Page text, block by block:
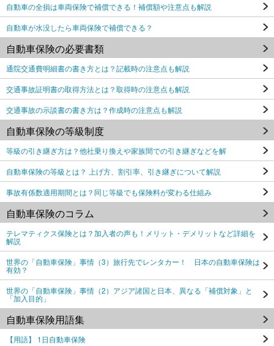
自動車の全損は車両保険で補償できる！補償額や注意点も解説
自動車が水没したら車両保険で補償できる？
自動車保険の必要書類
通院交通費明細書の書き方とは？記載時の注意点も解説
交通事故証明書の取得方法とは？取得時の注意点も解説
交通事故の示談書の書き方は？作成時の注意点も解説
自動車保険の等級制度
等級の引き継ぎ方は？他社乗り換えや家族間での引き継ぎなどを解
自動車保険の等級とは？ 上げ方、割引率、引き継ぎについて解説
事故有係数適用期間とは？同じ等級でも保険料が変わる仕組み
自動車保険のコラム
テレマティクス保険とは？加入者の声も！メリット・デメリットなど詳細を
解説
世界の「自動車保険」事情（3）旅行先でレンタカー！ 日本の自動車保険は
有効？
世界の「自動車保険」事情（2）アジア諸国と日本、異なる「補償対象」と
「加入目的」
自動車保険用語集
【用語】 1日自動車保険